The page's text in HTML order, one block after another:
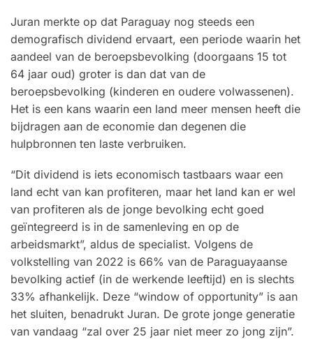
Juran merkte op dat Paraguay nog steeds een
demografisch dividend ervaart, een periode waarin het
aandeel van de beroepsbevolking (doorgaans 15 tot
64 jaar oud) groter is dan dat van de
beroepsbevolking (kinderen en oudere volwassenen).
Het is een kans waarin een land meer mensen heeft die
bijdragen aan de economie dan degenen die
hulpbronnen ten laste verbruiken.
“Dit dividend is iets economisch tastbaars waar een
land echt van kan profiteren, maar het land kan er wel
van profiteren als de jonge bevolking echt goed
geïntegreerd is in de samenleving en op de
arbeidsmarkt”, aldus de specialist. Volgens de
volkstelling van 2022 is 66% van de Paraguayaanse
bevolking actief (in de werkende leeftijd) en is slechts
33% afhankelijk. Deze “window of opportunity” is aan
het sluiten, benadrukt Juran. De grote jonge generatie
van vandaag “zal over 25 jaar niet meer zo jong zijn”.